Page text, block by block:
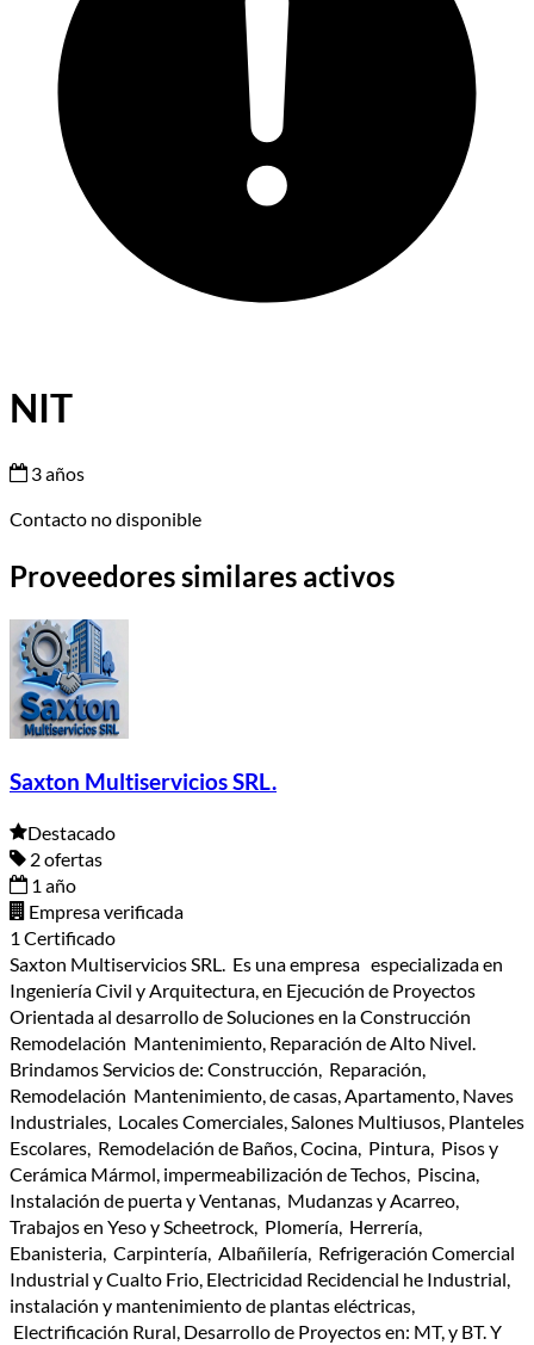
NIT
3 años
Contacto no disponible
Proveedores similares activos
Saxton Multiservicios SRL.
Destacado
2 ofertas
1 año
Empresa verificada
1 Certificado
Saxton Multiservicios SRL. Es una empresa especializada en
Ingeniería Civil y Arquitectura, en Ejecución de Proyectos
Orientada al desarrollo de Soluciones en la Construcción
Remodelación Mantenimiento, Reparación de Alto Nivel.
Brindamos Servicios de: Construcción, Reparación,
Remodelación Mantenimiento, de casas, Apartamento, Naves
Industriales, Locales Comerciales, Salones Multiusos, Planteles
Escolares, Remodelación de Baños, Cocina, Pintura, Pisos y
Cerámica Mármol, impermeabilización de Techos, Piscina,
Instalación de puerta y Ventanas, Mudanzas y Acarreo,
Trabajos en Yeso y Scheetrock, Plomería, Herrería,
Ebanisteria, Carpintería, Albañilería, Refrigeración Comercial
Industrial y Cualto Frio, Electricidad Recidencial he Industrial,
instalación y mantenimiento de plantas eléctricas,
Electrificación Rural, Desarrollo de Proyectos en: MT, y BT. Y